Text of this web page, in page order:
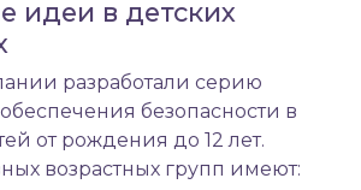
идеи в детских
разработали серию
безопасности в
от рождения до 12 лет.
возрастных групп имеют: